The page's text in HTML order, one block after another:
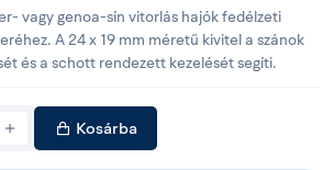
vagy genoa-sín vitorlás hajók fedélzeti
A 24 x 19 mm méretű kivitel a szánok
és a schott rendezett kezelését segíti.
Kosárba